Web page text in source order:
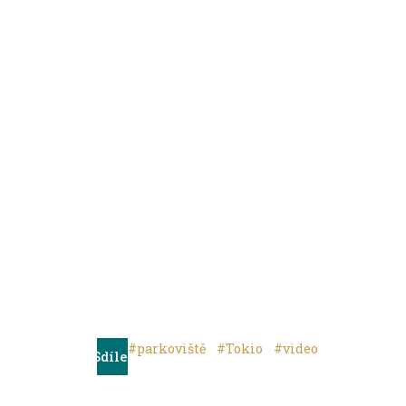
Sdílet#parkoviště #Tokio #video